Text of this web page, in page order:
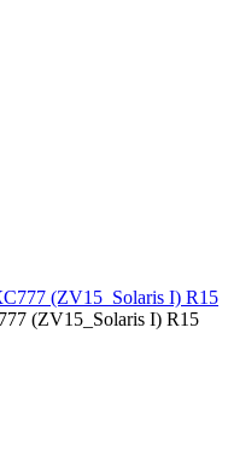
(ZV15_Solaris I) R15